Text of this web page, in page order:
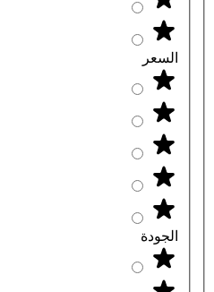
السعر
الجودة